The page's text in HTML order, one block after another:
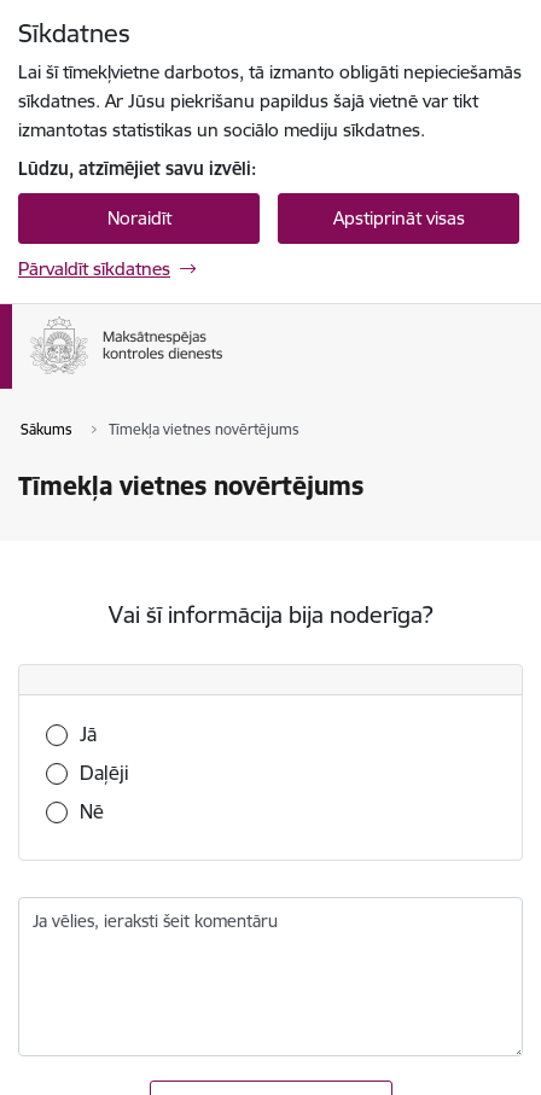
Sīkdatnes
Lai šī tīmekļvietne darbotos, tā izmanto obligāti nepieciešamās
sīkdatnes. Ar Jūsu piekrišanu papildus šajā vietnē var tikt
izmantotas statistikas un sociālo mediju sīkdatnes.
Lūdzu, atzīmējiet savu izvēli:
Noraidīt Apstiprināt visas
Pārvaldīt sīkdatnes
Sākums Tīmekļa vietnes novērtējums
Tīmekļa vietnes novērtējums
Vai šī informācija bija noderīga?
Vai šī informācija bija noderīga?
Jā
Daļēji
Nē
Ja vēlies, ieraksti šeit komentāru